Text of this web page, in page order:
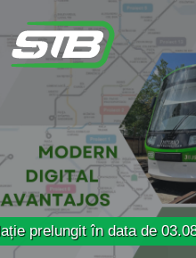
în data de 03.08.2026